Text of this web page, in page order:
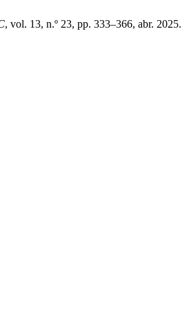
, vol. 13, n.º 23, pp. 333–366, abr. 2025.